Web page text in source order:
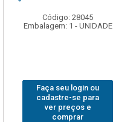
Código: 28045
Embalagem: 1 - UNIDADE
Faça seu login ou
cadastre-se para
ver preços e
comprar